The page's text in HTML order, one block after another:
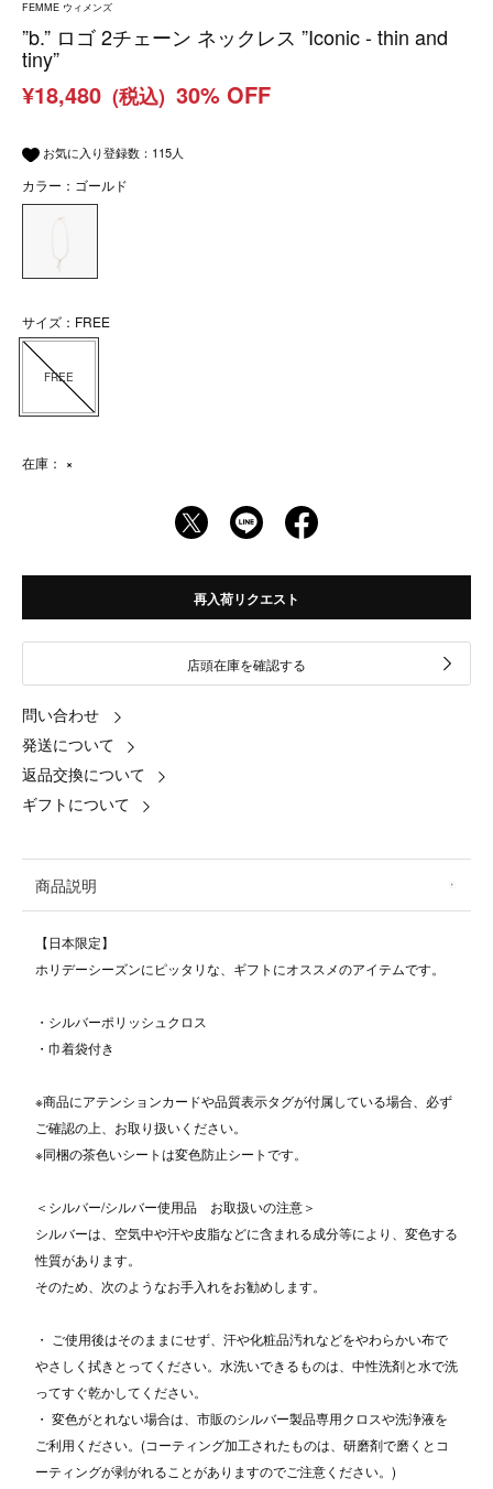
FEMME ウィメンズ
”b.” ロゴ 2チェーン ネックレス ”Iconic - thin and
tiny”
¥18,480 (税込) 30% OFF
お気に入り登録数： 115人
カラー：ゴールド
サイズ：FREE
FREE
在庫： ×
再入荷リクエスト
店頭在庫を確認する
問い合わせ
発送について
返品交換について
ギフトについて
商品説明
【日本限定】
ホリデーシーズンにピッタリな、ギフトにオススメのアイテムです。
・シルバーポリッシュクロス
・巾着袋付き
※商品にアテンションカードや品質表示タグが付属している場合、必ず
ご確認の上、お取り扱いください。
※同梱の茶色いシートは変色防止シートです。
＜シルバー/シルバー使用品 お取扱いの注意＞
シルバーは、空気中や汗や皮脂などに含まれる成分等により、変色する
性質があります。
そのため、次のようなお手入れをお勧めします。
・ ご使用後はそのままにせず、汗や化粧品汚れなどをやわらかい布で
やさしく拭きとってください。水洗いできるものは、中性洗剤と水で洗
ってすぐ乾かしてください。
・ 変色がとれない場合は、市販のシルバー製品専用クロスや洗浄液を
ご利用ください。(コーティング加工されたものは、研磨剤で磨くとコ
ーティングが剥がれることがありますのでご注意ください。)